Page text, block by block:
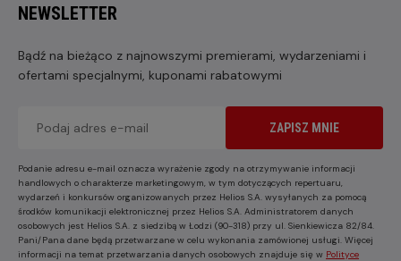
NEWSLETTER
Bądź na bieżąco z najnowszymi premierami, wydarzeniami i
ofertami specjalnymi, kuponami rabatowymi
ZAPISZ MNIE
Podanie adresu e-mail oznacza wyrażenie zgody na otrzymywanie informacji
handlowych o charakterze marketingowym, w tym dotyczących repertuaru,
wydarzeń i konkursów organizowanych przez Helios S.A. wysyłanych za pomocą
środków komunikacji elektronicznej przez Helios S.A. Administratorem danych
osobowych jest Helios S.A. z siedzibą w Łodzi (90-318) przy ul. Sienkiewicza 82/84.
Pani/Pana dane będą przetwarzane w celu wykonania zamówionej usługi. Więcej
informacji na temat przetwarzania danych osobowych znajduje się w Polityce